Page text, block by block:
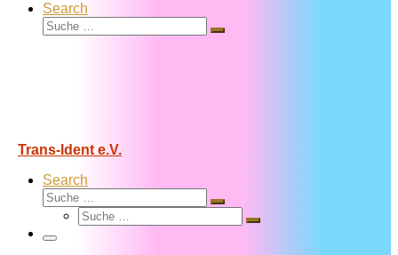
Search
Suche
Suche
Trans-Ident e.V.
Search
Suche
Suche
Suche
Suche
Menü